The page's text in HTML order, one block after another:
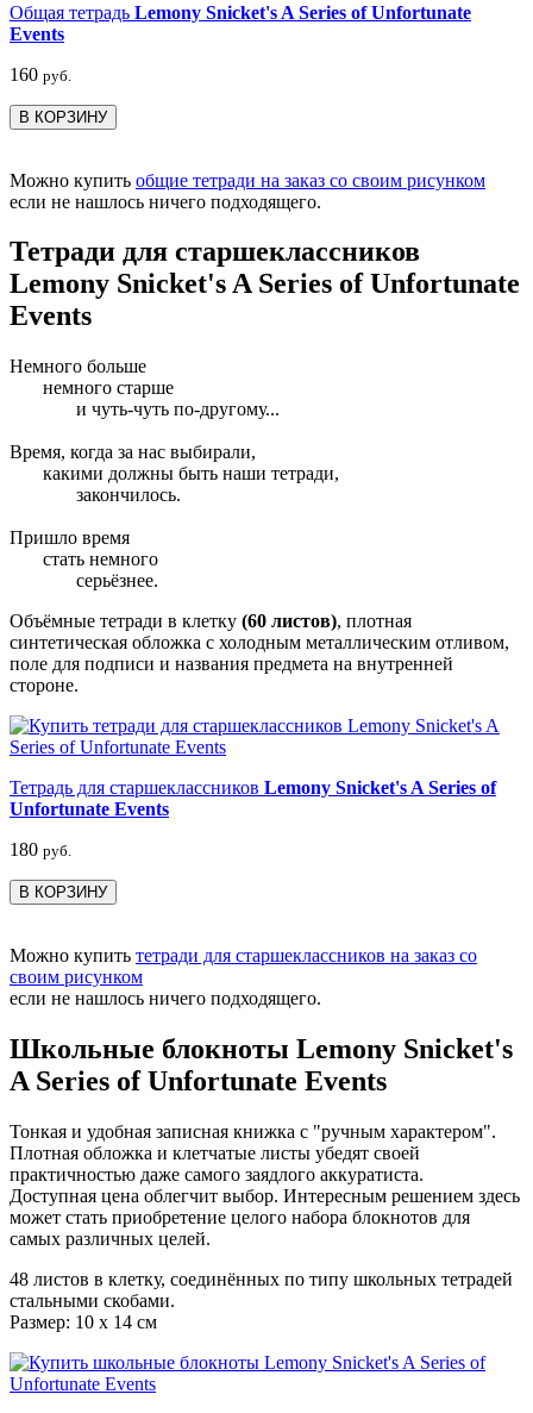
Общая тетрадь Lemony Snicket's A Series of Unfortunate
Events
160 руб.
В КОРЗИНУ
Можно купить общие тетради на заказ со своим рисунком
если не нашлось ничего подходящего.
Тетради для старшеклассников
Lemony Snicket's A Series of Unfortunate
Events
Немного больше
немного старше
и чуть-чуть по-другому...
Время, когда за нас выбирали,
какими должны быть наши тетради,
закончилось.
Пришло время
стать немного
серьёзнее.
Объёмные тетради в клетку (60 листов), плотная
синтетическая обложка с холодным металлическим отливом,
поле для подписи и названия предмета на внутренней
стороне.
Тетрадь для старшеклассников Lemony Snicket's A Series of
Unfortunate Events
180 руб.
В КОРЗИНУ
Можно купить тетради для старшеклассников на заказ со
своим рисунком
если не нашлось ничего подходящего.
Школьные блокноты Lemony Snicket's
A Series of Unfortunate Events
Тонкая и удобная записная книжка с "ручным характером".
Плотная обложка и клетчатые листы убедят своей
практичностью даже самого заядлого аккуратиста.
Доступная цена облегчит выбор. Интересным решением здесь
может стать приобретение целого набора блокнотов для
самых различных целей.
48 листов в клетку, соединённых по типу школьных тетрадей
стальными скобами.
Размер: 10 x 14 см